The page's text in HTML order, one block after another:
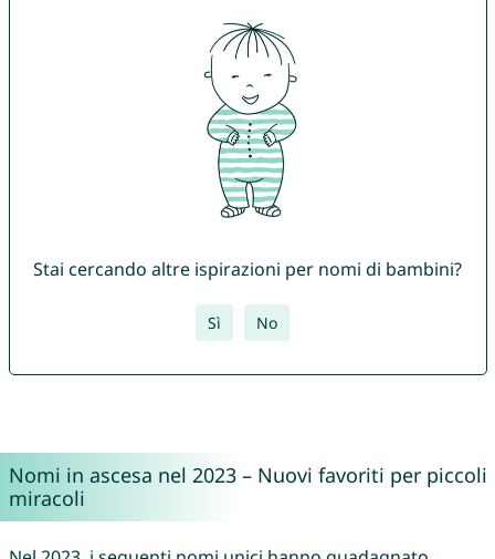
Stai cercando altre ispirazioni per nomi di bambini?
Sì No
Nomi in ascesa nel 2023 – Nuovi favoriti per piccoli
miracoli